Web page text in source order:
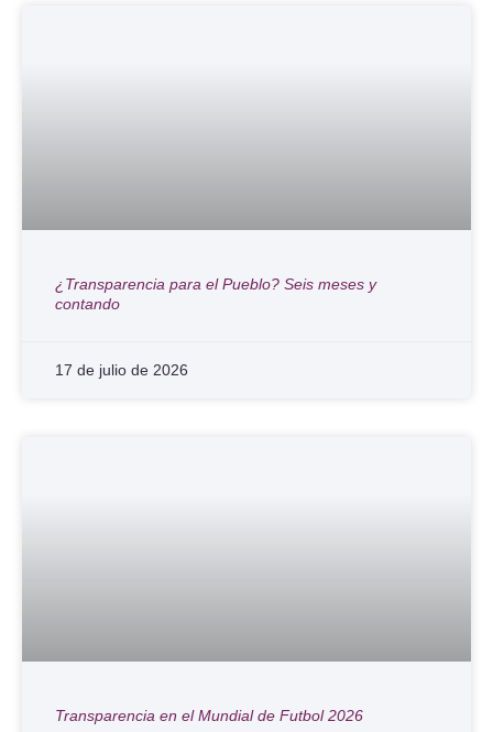
¿Transparencia para el Pueblo? Seis meses y
contando
17 de julio de 2026
Transparencia en el Mundial de Futbol 2026